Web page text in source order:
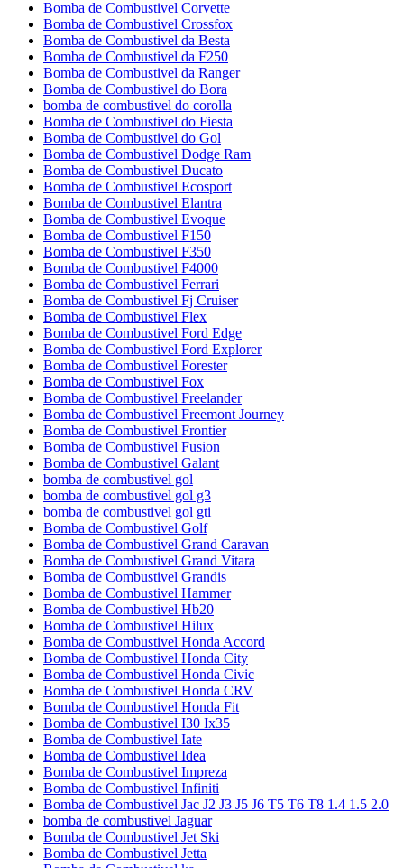
Bomba de Combustivel Corvette
Bomba de Combustivel Crossfox
Bomba de Combustivel da Besta
Bomba de Combustivel da F250
Bomba de Combustivel da Ranger
Bomba de Combustivel do Bora
bomba de combustivel do corolla
Bomba de Combustivel do Fiesta
Bomba de Combustivel do Gol
Bomba de Combustivel Dodge Ram
Bomba de Combustivel Ducato
Bomba de Combustivel Ecosport
Bomba de Combustivel Elantra
Bomba de Combustivel Evoque
Bomba de Combustivel F150
Bomba de Combustivel F350
Bomba de Combustivel F4000
Bomba de Combustivel Ferrari
Bomba de Combustivel Fj Cruiser
Bomba de Combustivel Flex
Bomba de Combustivel Ford Edge
Bomba de Combustivel Ford Explorer
Bomba de Combustivel Forester
Bomba de Combustivel Fox
Bomba de Combustivel Freelander
Bomba de Combustivel Freemont Journey
Bomba de Combustivel Frontier
Bomba de Combustivel Fusion
Bomba de Combustivel Galant
bomba de combustivel gol
bomba de combustivel gol g3
bomba de combustivel gol gti
Bomba de Combustivel Golf
Bomba de Combustivel Grand Caravan
Bomba de Combustivel Grand Vitara
Bomba de Combustivel Grandis
Bomba de Combustivel Hammer
Bomba de Combustivel Hb20
Bomba de Combustivel Hilux
Bomba de Combustivel Honda Accord
Bomba de Combustivel Honda City
Bomba de Combustivel Honda Civic
Bomba de Combustivel Honda CRV
Bomba de Combustivel Honda Fit
Bomba de Combustivel I30 Ix35
Bomba de Combustivel Iate
Bomba de Combustivel Idea
Bomba de Combustivel Impreza
Bomba de Combustivel Infiniti
Bomba de Combustivel Jac J2 J3 J5 J6 T5 T6 T8 1.4 1.5 2.0
bomba de combustivel Jaguar
Bomba de Combustivel Jet Ski
Bomba de Combustivel Jetta